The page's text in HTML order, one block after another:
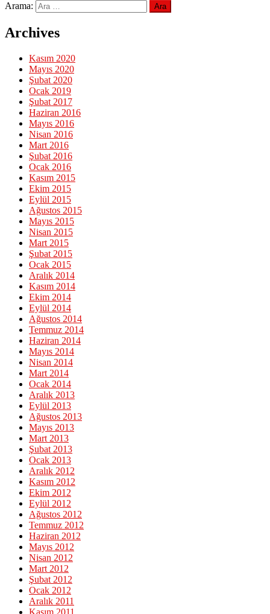
Arama:
Archives
Kasım 2020
Mayıs 2020
Şubat 2020
Ocak 2019
Şubat 2017
Haziran 2016
Mayıs 2016
Nisan 2016
Mart 2016
Şubat 2016
Ocak 2016
Kasım 2015
Ekim 2015
Eylül 2015
Ağustos 2015
Mayıs 2015
Nisan 2015
Mart 2015
Şubat 2015
Ocak 2015
Aralık 2014
Kasım 2014
Ekim 2014
Eylül 2014
Ağustos 2014
Temmuz 2014
Haziran 2014
Mayıs 2014
Nisan 2014
Mart 2014
Ocak 2014
Aralık 2013
Eylül 2013
Ağustos 2013
Mayıs 2013
Mart 2013
Şubat 2013
Ocak 2013
Aralık 2012
Kasım 2012
Ekim 2012
Eylül 2012
Ağustos 2012
Temmuz 2012
Haziran 2012
Mayıs 2012
Nisan 2012
Mart 2012
Şubat 2012
Ocak 2012
Aralık 2011